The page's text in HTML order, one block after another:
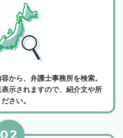
から、弁護士事務所を検索。
示されますので、紹介文や所
さい。
02